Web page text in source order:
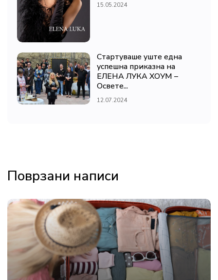
15.05.2024
Стартуваше уште една
успешна приказна на
ЕЛЕНА ЛУКА ХОУМ –
Освете...
12.07.2024
Поврзани написи